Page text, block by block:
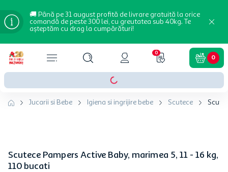
🚚 Până pe 31 august profită de livrare gratuită la orice
comandă de peste 300 lei, cu greutatea sub 40kg. Te
așteptăm cu drag la cumpărături!
0
0
Jucarii si Bebe Igiena si ingrijire bebe Scutece
Scutece Pampers Active Baby, marimea 5, 11 - 16 kg,
110 bucati